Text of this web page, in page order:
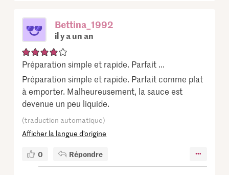
Bettina_1992
il y a un an
Préparation simple et rapide. Parfait ...
Préparation simple et rapide. Parfait comme plat
à emporter. Malheureusement, la sauce est
devenue un peu liquide.
(traduction automatique)
Afficher la langue d’origine
0 Répondre